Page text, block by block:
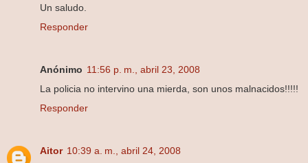
Un saludo.
Responder
Anónimo 11:56 p. m., abril 23, 2008
La policia no intervino una mierda, son unos malnacidos!!!!!
Responder
Aitor 10:39 a. m., abril 24, 2008